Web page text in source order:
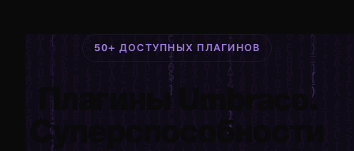
50+ ДОСТУПНЫХ ПЛАГИНОВ
Плагины Umbraco.
Суперспособности